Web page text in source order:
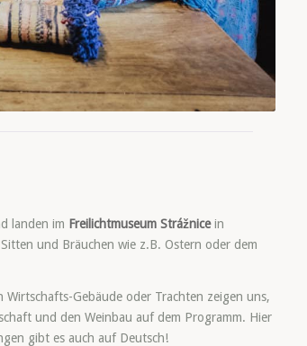
landen im Freilichtmuseum Strážnicein
und Bräuchen wie z.B. Ostern oder dem
Gebäude oder Trachten zeigen uns,
und den Weinbau auf dem Programm. Hier
gibt es auch auf Deutsch!